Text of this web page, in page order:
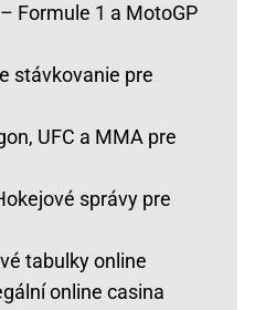
Formule 1 a MotoGP
stávkovanie pre
UFC a MMA pre
správy pre
tabulky online
online casina